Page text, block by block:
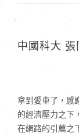
中國科大 張
拿到愛車了，感
的經濟壓力之下
在網路的引薦之